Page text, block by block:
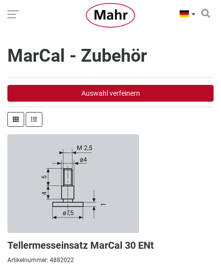
MarCal - Zubehör
Auswahl verfeinern
Tellermesseinsatz MarCal 30 ENt
Artikelnummer: 4882022